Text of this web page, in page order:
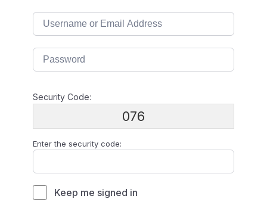
Security Code:
076
Enter the security code:
Keep me signed in